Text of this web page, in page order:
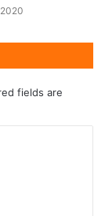
fields are